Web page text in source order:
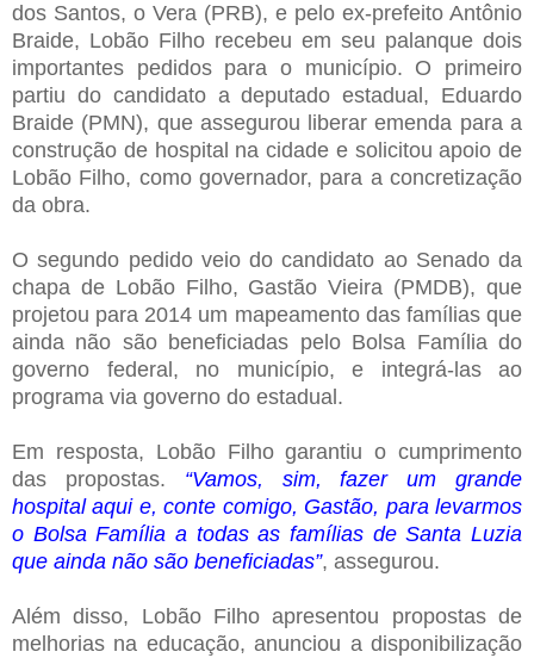
dos Santos, o Vera (PRB), e pelo ex-prefeito Antônio
Braide, Lobão Filho recebeu em seu palanque dois
importantes pedidos para o município. O primeiro
partiu do candidato a deputado estadual, Eduardo
Braide (PMN), que assegurou liberar emenda para a
construção de hospital na cidade e solicitou apoio de
Lobão Filho, como governador, para a concretização
da obra.
O segundo pedido veio do candidato ao Senado da
chapa de Lobão Filho, Gastão Vieira (PMDB), que
projetou para 2014 um mapeamento das famílias que
ainda não são beneficiadas pelo Bolsa Família do
governo federal, no município, e integrá-las ao
programa via governo do estadual.
Em resposta, Lobão Filho garantiu o cumprimento
das propostas. “Vamos, sim, fazer um grande
hospital aqui e, conte comigo, Gastão, para levarmos
o Bolsa Família a todas as famílias de Santa Luzia
que ainda não são beneficiadas”, assegurou.
Além disso, Lobão Filho apresentou propostas de
melhorias na educação, anunciou a disponibilização